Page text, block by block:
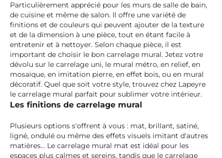
Particulièrement apprécié pour les murs de salle de bain,
de cuisine et même de salon. Il offre une variété de
finitions et de couleurs qui peuvent ajouter de la texture
et de la dimension à une pièce, tout en étant facile à
entretenir et à nettoyer. Selon chaque pièce, il est
important de choisir le bon carrelage mural. Jetez votre
dévolu sur le carrelage uni, le mural métro, en relief, en
mosaïque, en imitation pierre, en effet bois, ou en mural
décoratif. Quel que soit votre style, trouvez chez Lapeyre
le carrelage mural parfait pour sublimer votre intérieur.
Les finitions de carrelage mural
Plusieurs options s'offrent à vous : mat, brillant, satiné,
ligné, ondulé ou même des effets visuels imitant d'autres
matières... Le carrelage mural mat est idéal pour les
espaces plus calmes et sereins, tandis que le carrelage